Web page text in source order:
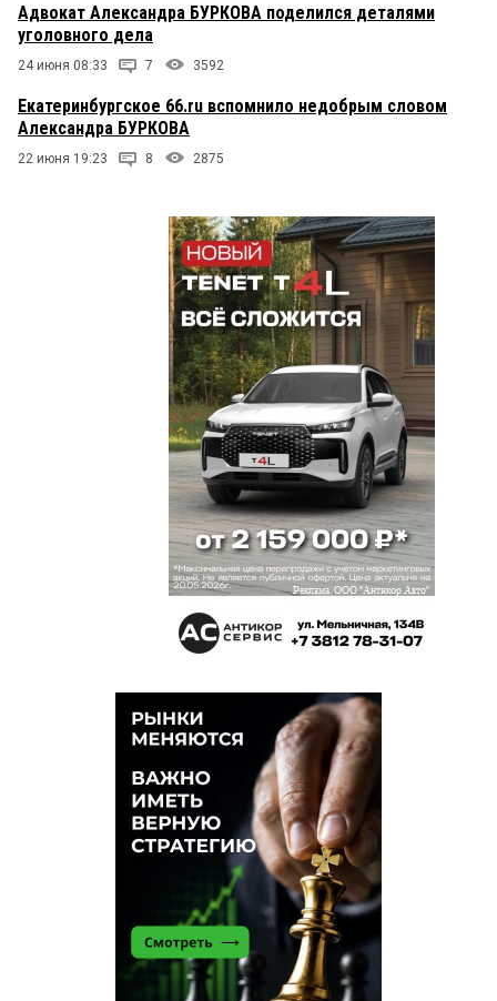
Адвокат Александра БУРКОВА поделился деталями
уголовного дела
24 июня 08:33 7 3592
Екатеринбургское 66.ru вспомнило недобрым словом
Александра БУРКОВА
22 июня 19:23 8 2875